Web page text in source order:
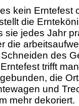
kein Erntefest
die
sie jedes Jahr
die
des
trifft
die
und
mehr dekoriert.